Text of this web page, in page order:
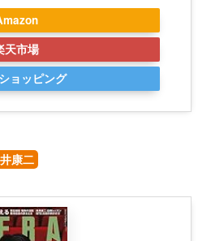
天市場
ョッピング
康二